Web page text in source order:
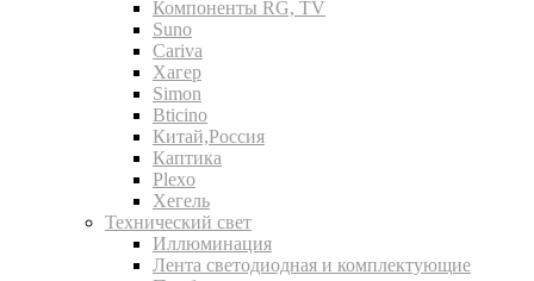
Компоненты RG, TV
Suno
Cariva
Хагер
Simon
Bticino
Китай,Россия
Каптика
Plexo
Хегель
Технический свет
Иллюминация
Лента светодиодная и комплектующие